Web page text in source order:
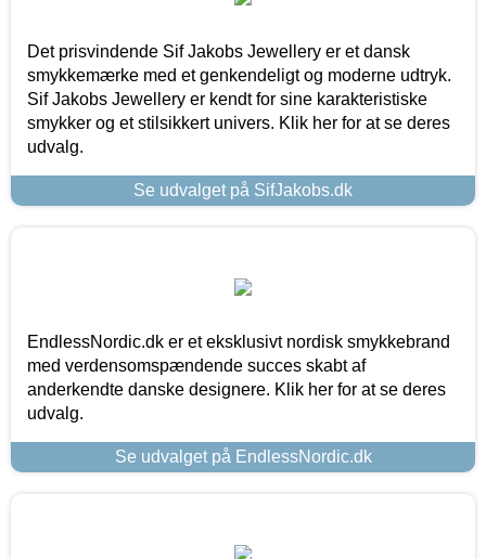
Det prisvindende Sif Jakobs Jewellery er et dansk
smykkemærke med et genkendeligt og moderne udtryk.
Sif Jakobs Jewellery er kendt for sine karakteristiske
smykker og et stilsikkert univers. Klik her for at se deres
udvalg.
Se udvalget på SifJakobs.dk
EndlessNordic.dk er et eksklusivt nordisk smykkebrand
med verdensomspændende succes skabt af
anderkendte danske designere. Klik her for at se deres
udvalg.
Se udvalget på EndlessNordic.dk